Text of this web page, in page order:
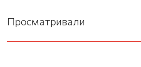
Просматривали